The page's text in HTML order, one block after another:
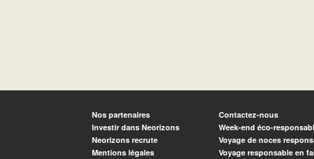
Nos partenaires
Investir dans Neorizons
Neorizons recrute
Mentions légales
Contactez-nous
Week-end éco-
Voyage de noces
Voyage responsable en